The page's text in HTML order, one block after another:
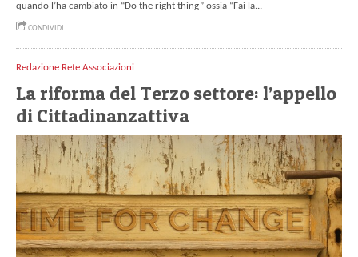
quando l’ha cambiato in “Do the right thing” ossia “Fai la...
CONDIVIDI
Redazione Rete Associazioni
La riforma del Terzo settore: l’appello
di Cittadinanzattiva